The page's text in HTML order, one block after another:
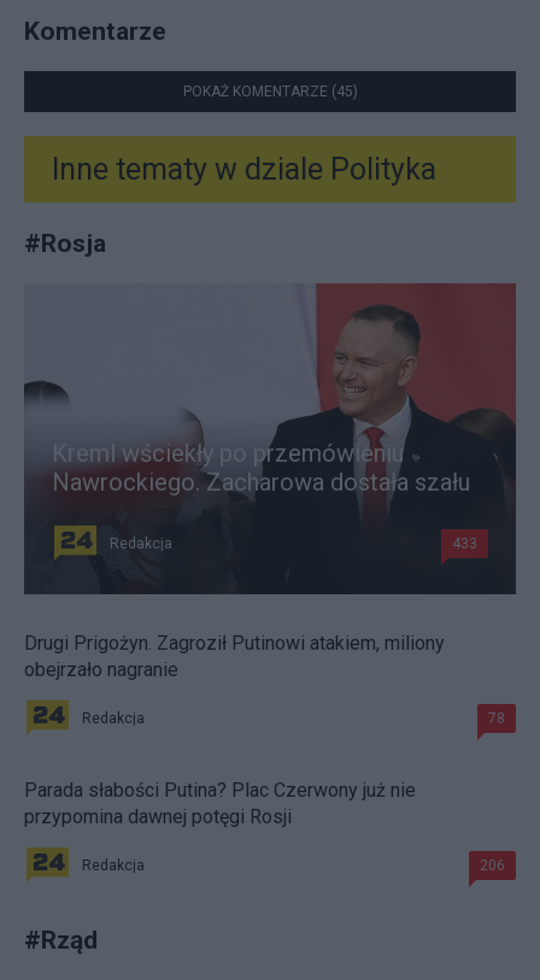
Komentarze
POKAŻ KOMENTARZE (45)
Inne tematy w dziale Polityka
#Rosja
Kreml wściekły po przemówieniu
Nawrockiego. Zacharowa dostała szału
Redakcja 433
Drugi Prigożyn. Zagroził Putinowi atakiem, miliony
obejrzało nagranie
Redakcja 78
Parada słabości Putina? Plac Czerwony już nie
przypomina dawnej potęgi Rosji
Redakcja 206
#Rząd